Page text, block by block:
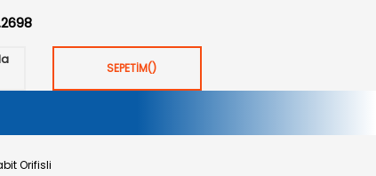
SEPETİM()
Orifisli